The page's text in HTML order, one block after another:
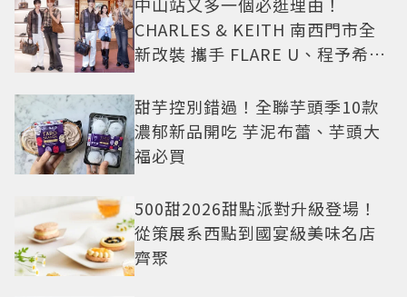
中山站又多一個必逛理由！
CHARLES & KEITH 南西門市全
新改裝 攜手 FLARE U、程予希演
甜芋控別錯過！全聯芋頭季10款
濃郁新品開吃 芋泥布蕾、芋頭大
福必買
500甜2026甜點派對升級登場！
從策展系西點到國宴級美味名店
齊聚